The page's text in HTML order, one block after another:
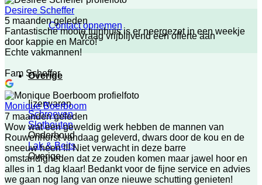
Contact opnemen
Vraag vrijblijvend een offerte aan
Overige
Ijzerwaren
Schroeven
Slotbouten
Onderhoud
Lak & Beits
Overige
Desiree Scheffer
5 maanden geleden
Fantastische mooie tuinhuis is er neergezet in een weekje
door kappie en Marco!
Echte vakmannen!
Fam Scheffer
Monique Boerboom
7 maanden geleden
Wow wat een geweldig werk hebben de mannen van
Rouwenhorst vandaag geleverd, dwars door de kou en de
sneeuw heen !!! Niet verwacht in deze barre
omstandigheden dat ze zouden komen maar jawel hoor en
alles in 1 dag klaar! Bedankt voor de fijne service en advies
we gaan nog lang van onze nieuwe schutting genieten!